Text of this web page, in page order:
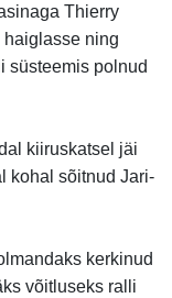
Thierry
ning
süsteemis polnud
kiiruskatsel jäi
kohal sõitnud Jari-
kerkinud
võitluseks ralli